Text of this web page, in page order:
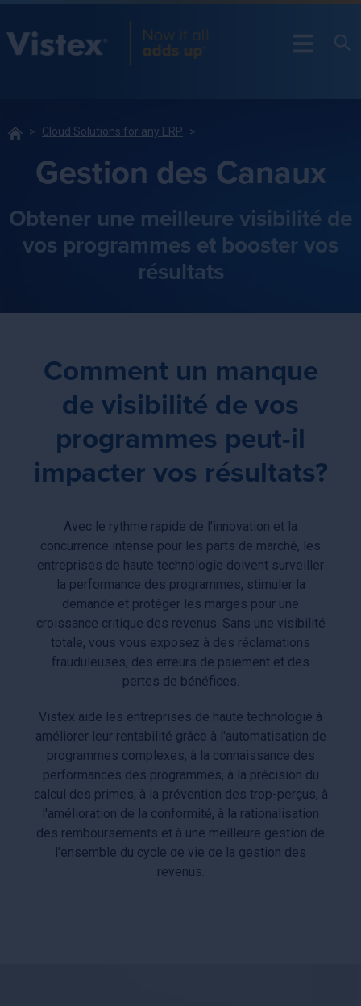
Cloud Solutions for any ERP
Gestion des Canaux
Obtener une meilleure visibilité de
vos programmes et booster vos
résultats
Comment un manque
de visibilité de vos
programmes peut-il
impacter vos résultats?
Avec le rythme rapide de l'innovation et la
concurrence intense pour les parts de marché, les
entreprises de haute technologie doivent surveiller
la performance des programmes, stimuler la
demande et protéger les marges pour une
croissance critique des revenus. Sans une visibilité
totale, vous vous exposez à des réclamations
frauduleuses, des erreurs de paiement et des
pertes de bénéfices.
Vistex aide les entreprises de haute technologie à
améliorer leur rentabilité grâce à l'automatisation de
programmes complexes, à la connaissance des
performances des programmes, à la précision du
calcul des primes, à la prévention des trop-perçus, à
l'amélioration de la conformité, à la rationalisation
des remboursements et à une meilleure gestion de
l'ensemble du cycle de vie de la gestion des
revenus.